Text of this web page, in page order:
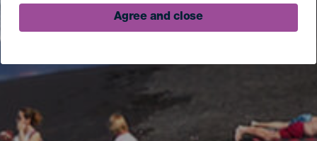
Agree and close